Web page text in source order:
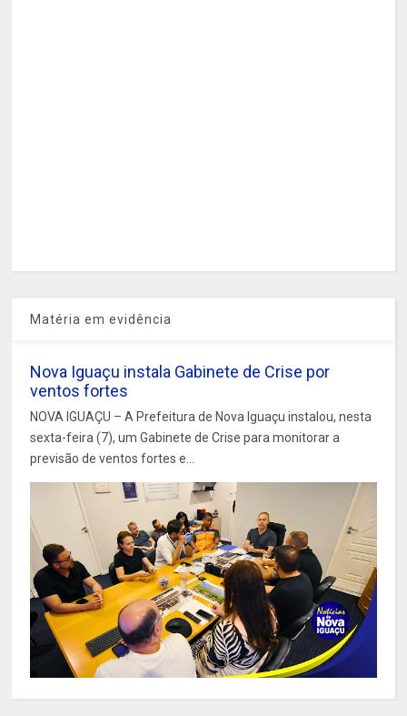
Matéria em evidência
Nova Iguaçu instala Gabinete de Crise por
ventos fortes
NOVA IGUAÇU – A Prefeitura de Nova Iguaçu instalou, nesta
sexta-feira (7), um Gabinete de Crise para monitorar a
previsão de ventos fortes e...